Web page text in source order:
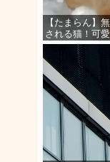
【たまらん】
される猫！可